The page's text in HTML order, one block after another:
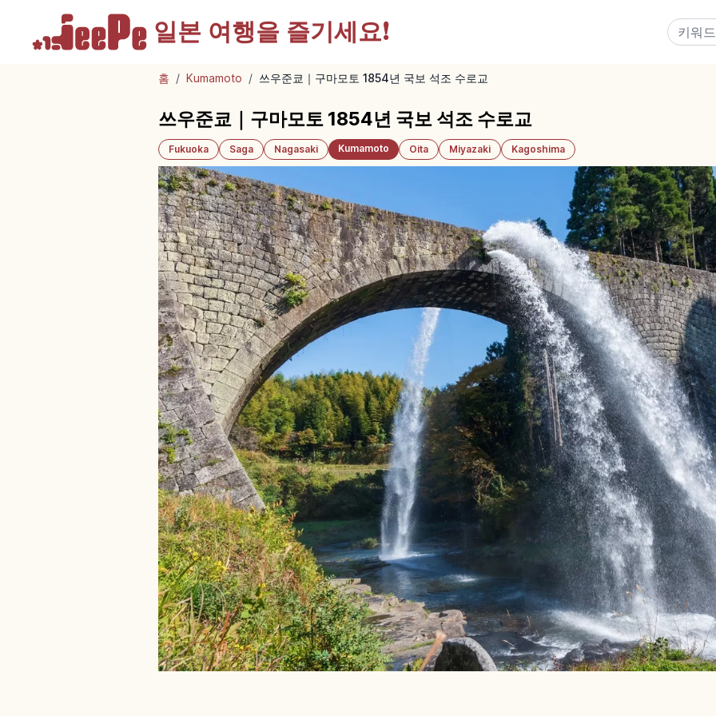
일본 여행을 즐기세요!
홈 / Kumamoto / 쓰우준쿄｜구마모토 1854년 국보 석조 수로교
쓰우준쿄｜구마모토 1854년 국보 석조 수로교
Fukuoka Saga Nagasaki Kumamoto Oita Miyazaki Kagoshima